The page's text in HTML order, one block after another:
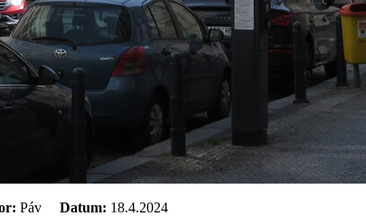
Páv Datum: 18.4.2024